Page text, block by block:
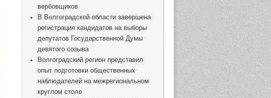
вербовщиков
В Волгоградской области завершена
регистрация кандидатов на выборы
депутатов Государственной Думы
девятого созыва
Волгоградский регион представил
опыт подготовки общественных
наблюдателей на межрегиональном
круглом столе